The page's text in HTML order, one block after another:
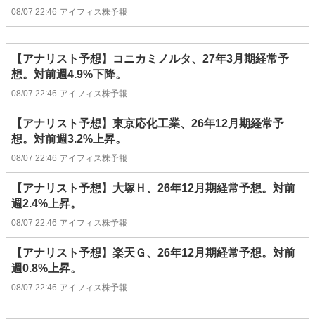
08/07 22:46 アイフィス株予報
【アナリスト予想】コニカミノルタ、27年3月期経常予
想。対前週4.9%下降。
08/07 22:46 アイフィス株予報
【アナリスト予想】東京応化工業、26年12月期経常予
想。対前週3.2%上昇。
08/07 22:46 アイフィス株予報
【アナリスト予想】大塚Ｈ、26年12月期経常予想。対前
週2.4%上昇。
08/07 22:46 アイフィス株予報
【アナリスト予想】楽天Ｇ、26年12月期経常予想。対前
週0.8%上昇。
08/07 22:46 アイフィス株予報